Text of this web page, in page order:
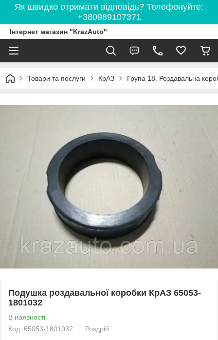
Як швидко отримати відповідь? Телефонуйте:
+380989107371
Інтернет магазин "KrazAuto"
Товари та послуги КрАЗ Група 18. Роздавальна
Подушка роздавальної коробки КрАЗ 65053-
1801032
В наявності
Код: 65053-1801032
Роздріб